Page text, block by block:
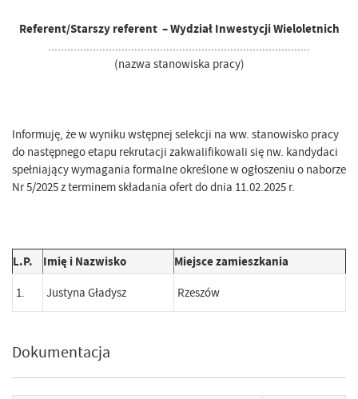
Referent/Starszy referent – Wydział Inwestycji Wieloletnich
..................................................................................
(nazwa stanowiska pracy)
Informuję, że w wyniku wstępnej selekcji na ww. stanowisko pracy
do następnego etapu rekrutacji zakwalifikowali się nw. kandydaci
spełniający wymagania formalne określone w ogłoszeniu o naborze
Nr 5/2025 z terminem składania ofert do dnia 11.02.2025 r.
L.P. Imię i Nazwisko
Miejsce zamieszkania
1.
Justyna Gładysz Rzeszów
Dokumentacja